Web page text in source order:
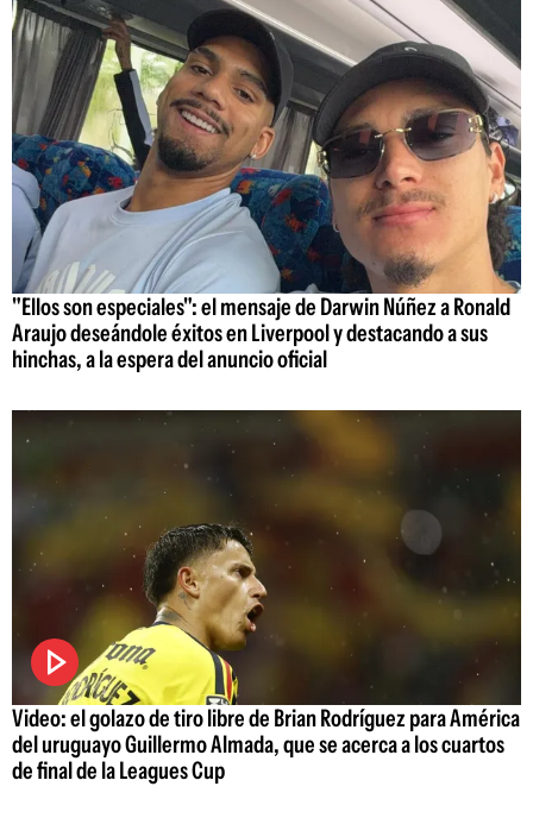
"Ellos son especiales": el mensaje de Darwin Núñez a Ronald
Araujo deseándole éxitos en Liverpool y destacando a sus
hinchas, a la espera del anuncio oficial
Video: el golazo de tiro libre de Brian Rodríguez para América
del uruguayo Guillermo Almada, que se acerca a los cuartos
de final de la Leagues Cup